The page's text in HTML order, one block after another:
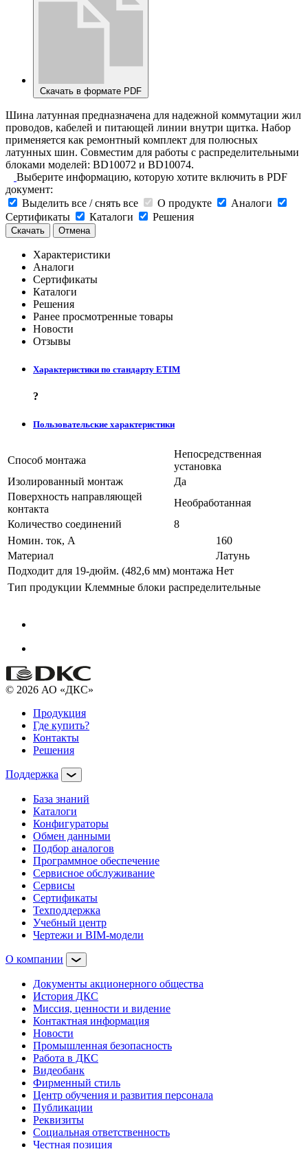
Скачать в формате PDF
Шина латунная предназначена для надежной коммутации жил
проводов, кабелей и питающей линии внутри щитка. Набор
применяется как ремонтный комплект для полюсных
латунных шин. Совместим для работы с распределительными
блоками моделей: BD10072 и BD10074.
Выберите информацию, которую хотите включить в PDF
документ:
Выделить все / снять все
О продукте
Аналоги
Сертификаты
Каталоги Решения
Скачать Отмена
Характеристики
Аналоги
Сертификаты
Каталоги
Решения
Ранее просмотренные товары
Новости
Отзывы
Характеристики по стандарту ETIM
?
Пользовательские характеристики
Способ монтажа
Непосредственная
установка
Изолированный монтаж
Да
Поверхность направляющей
контакта
Необработанная
Количество соединений
8
Номин. ток, А
160
Материал
Латунь
Подходит для 19-дюйм. (482,6 мм) монтажа Нет
Тип продукции Клеммные блоки распределительные
© 2026 АО «ДКС»
Продукция
Где купить?
Контакты
Решения
Поддержка
База знаний
Каталоги
Конфигураторы
Обмен данными
Подбор аналогов
Программное обеспечение
Сервисное обслуживание
Сервисы
Сертификаты
Техподдержка
Учебный центр
Чертежи и BIM-модели
О компании
Документы акционерного общества
История ДКС
Миссия, ценности и видение
Контактная информация
Новости
Промышленная безопасность
Работа в ДКС
Видеобанк
Фирменный стиль
Центр обучения и развития персонала
Публикации
Реквизиты
Социальная ответственность
Честная позиция